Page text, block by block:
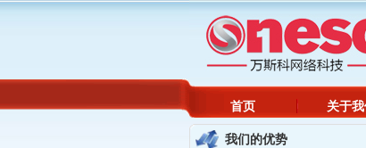
首页 关于我
我们的优势